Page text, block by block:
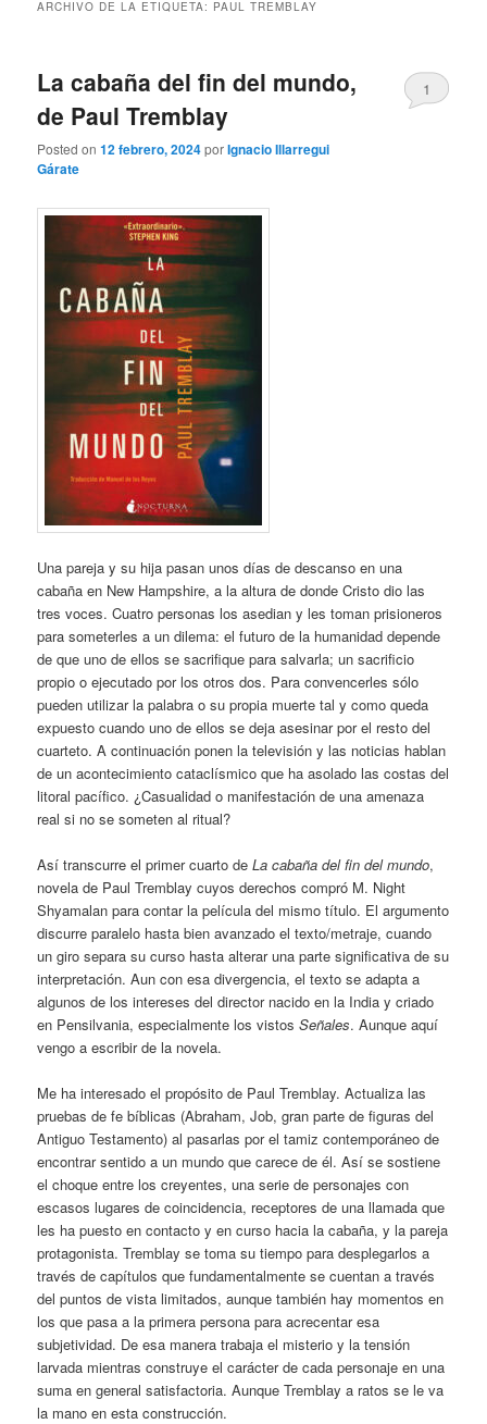
ARCHIVO DE LA ETIQUETA: PAUL TREMBLAY
La cabaña del fin del mundo,
de Paul Tremblay
Posted on12 febrero, 2024porIgnacio Illarregui
Gárate
1
Una pareja y su hija pasan unos días de descanso en una
cabaña en New Hampshire, a la altura de donde Cristo dio las
tres voces. Cuatro personas los asedian y les toman prisioneros
para someterles a un dilema: el futuro de la humanidad depende
de que uno de ellos se sacrifique para salvarla; un sacrificio
propio o ejecutado por los otros dos. Para convencerles sólo
pueden utilizar la palabra o su propia muerte tal y como queda
expuesto cuando uno de ellos se deja asesinar por el resto del
cuarteto. A continuación ponen la televisión y las noticias hablan
de un acontecimiento cataclísmico que ha asolado las costas del
litoral pacífico. ¿Casualidad o manifestación de una amenaza
real si no se someten al ritual?
Así transcurre el primer cuarto deLa cabaña del fin del mundo,
novela de Paul Tremblay cuyos derechos compró M. Night
Shyamalan para contar la película del mismo título. El argumento
discurre paralelo hasta bien avanzado el texto/metraje, cuando
un giro separa su curso hasta alterar una parte significativa de su
interpretación. Aun con esa divergencia, el texto se adapta a
algunos de los intereses del director nacido en la India y criado
en Pensilvania, especialmente los vistosSeñales. Aunque aquí
vengo a escribir de la novela.
Me ha interesado el propósito de Paul Tremblay. Actualiza las
pruebas de fe bíblicas (Abraham, Job, gran parte de figuras del
Antiguo Testamento) al pasarlas por el tamiz contemporáneo de
encontrar sentido a un mundo que carece de él. Así se sostiene
el choque entre los creyentes, una serie de personajes con
escasos lugares de coincidencia, receptores de una llamada que
les ha puesto en contacto y en curso hacia la cabaña, y la pareja
protagonista. Tremblay se toma su tiempo para desplegarlos a
través de capítulos que fundamentalmente se cuentan a través
del puntos de vista limitados, aunque también hay momentos en
los que pasa a la primera persona para acrecentar esa
subjetividad. De esa manera trabaja el misterio y la tensión
larvada mientras construye el carácter de cada personaje en una
suma en general satisfactoria. Aunque Tremblay a ratos se le va
la mano en esta construcción.